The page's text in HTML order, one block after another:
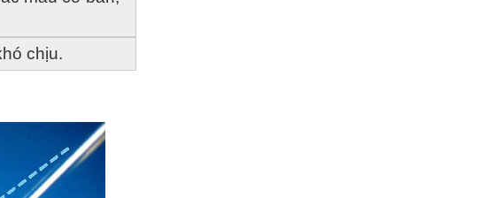
chịu.